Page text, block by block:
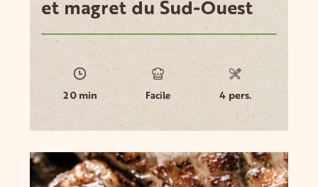
et magret du Sud-Ouest
20 min Facile 4 pers.